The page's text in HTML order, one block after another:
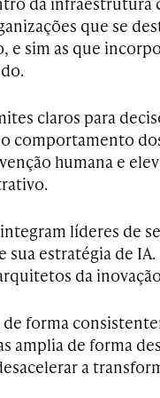
que se
e sim as que
claros para
comportamento
humana e
líderes de
sua estratégia de
da
forma
amplia de forma
a